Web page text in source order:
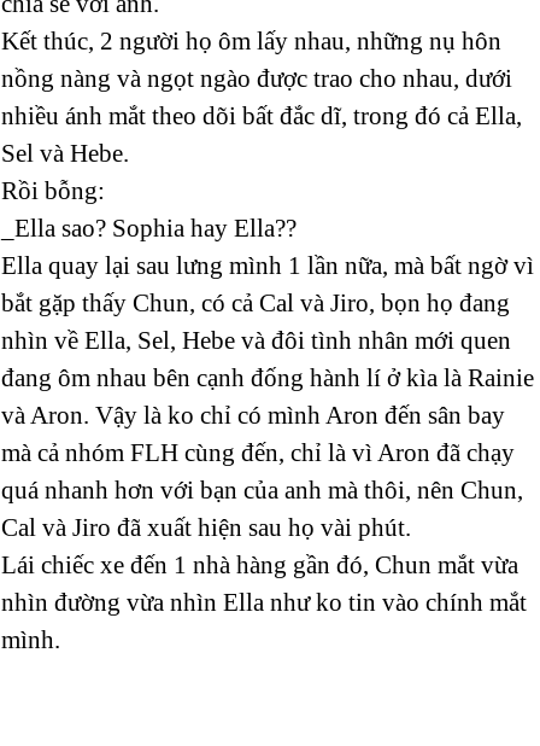
Kết thúc, 2 người họ ôm lấy nhau, những nụ hôn
nồng nàng và ngọt ngào được trao cho nhau, dưới
nhiều ánh mắt theo dõi bất đắc dĩ, trong đó cả Ella,
Sel và Hebe.
Rồi bỗng:
_Ella sao? Sophia hay Ella??
Ella quay lại sau lưng mình 1 lần nữa, mà bất ngờ vì
bắt gặp thấy Chun, có cả Cal và Jiro, bọn họ đang
nhìn về Ella, Sel, Hebe và đôi tình nhân mới quen
đang ôm nhau bên cạnh đống hành lí ở kìa là Rainie
và Aron. Vậy là ko chỉ có mình Aron đến sân bay
mà cả nhóm FLH cùng đến, chỉ là vì Aron đã chạy
quá nhanh hơn với bạn của anh mà thôi, nên Chun,
Cal và Jiro đã xuất hiện sau họ vài phút.
Lái chiếc xe đến 1 nhà hàng gần đó, Chun mắt vừa
nhìn đường vừa nhìn Ella như ko tin vào chính mắt
mình.